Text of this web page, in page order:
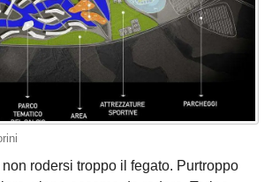
rodersi troppo il fegato. Purtroppo